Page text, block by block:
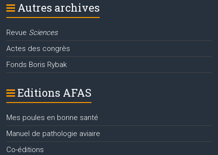
Autres archives
Revue Sciences
Actes des congrès
Fonds Boris Rybak
Editions AFAS
Mes poules en bonne santé
Manuel de pathologie aviaire
Co-éditions